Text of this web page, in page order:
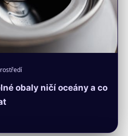
obaly ničí oceány a co